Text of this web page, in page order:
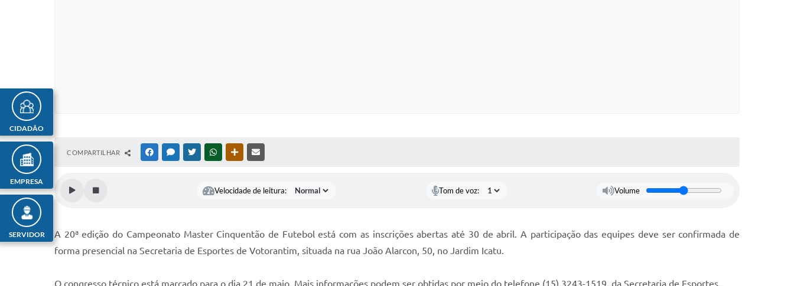
CIDADÃO
EMPRESA
SERVIDOR
COMPARTILHAR FACEBOOKMESSENGER
TWITTERWHATSAPPOUTRAS MÍDIAS
Velocidade de leitura: Tom de voz: Volume
A 20ª edição do Campeonato Master Cinquentão de Futebol está com as inscrições abertas até 30 de abril. A participação das equipes deve ser confirmada de
forma presencial na Secretaria de Esportes de Votorantim, situada na rua João Alarcon, 50, no Jardim Icatu.
O congresso técnico está marcado para o dia 21 de maio. Mais informações podem ser obtidas por meio do telefone (15) 3243-1519, da Secretaria de Esportes.